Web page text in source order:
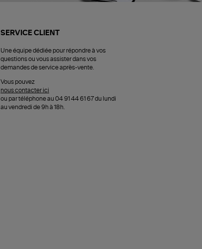
SERVICE CLIENT
Une équipe dédiée pour répondre à vos
questions ou vous assister dans vos
demandes de service après-vente.
Vous pouvez
nous contacter ici
ou par téléphone au 04 91 44 61 67 du lundi
au vendredi de 9h à 18h.